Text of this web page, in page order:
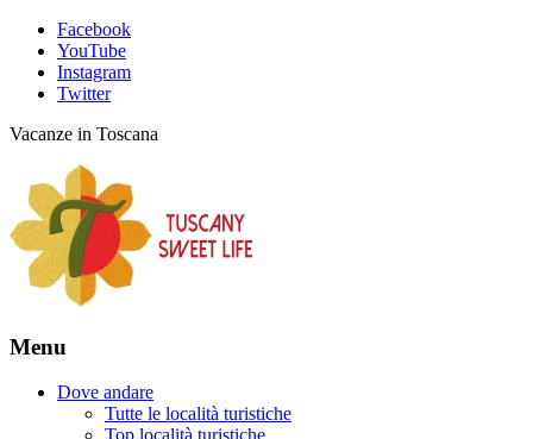
Facebook
YouTube
Instagram
Twitter
Vacanze in Toscana
Menu
Dove andare
Tutte le località turistiche